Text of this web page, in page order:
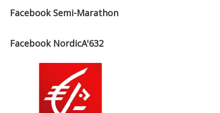
Facebook Semi-Marathon
Facebook NordicA'632